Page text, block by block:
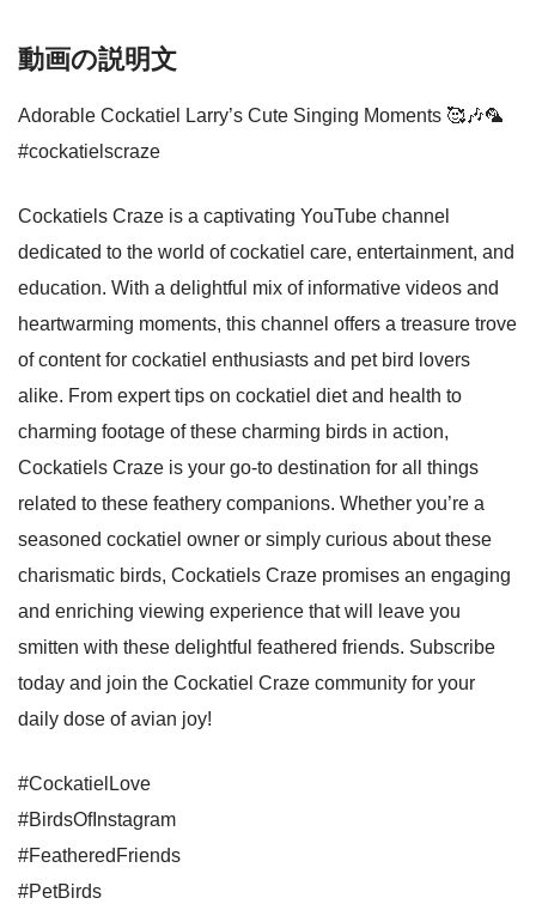
動画の説明文
Adorable Cockatiel Larry’s Cute Singing Moments 🥰🎶🦜
#cockatielscraze
Cockatiels Craze is a captivating YouTube channel
dedicated to the world of cockatiel care, entertainment, and
education. With a delightful mix of informative videos and
heartwarming moments, this channel offers a treasure trove
of content for cockatiel enthusiasts and pet bird lovers
alike. From expert tips on cockatiel diet and health to
charming footage of these charming birds in action,
Cockatiels Craze is your go-to destination for all things
related to these feathery companions. Whether you’re a
seasoned cockatiel owner or simply curious about these
charismatic birds, Cockatiels Craze promises an engaging
and enriching viewing experience that will leave you
smitten with these delightful feathered friends. Subscribe
today and join the Cockatiel Craze community for your
daily dose of avian joy!
#CockatielLove
#BirdsOfInstagram
#FeatheredFriends
#PetBirds